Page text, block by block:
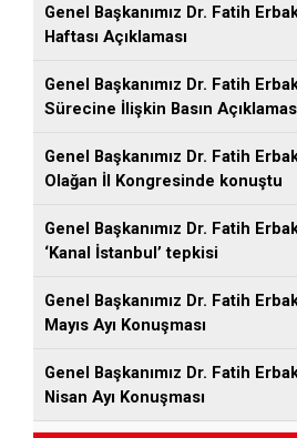
Genel Başkanımız Dr. Fatih
Haftası Açıklaması
Genel Başkanımız Dr. Fatih
Sürecine İlişkin Basın
Genel Başkanımız Dr. Fatih
Olağan İl Kongresinde konuştu
Genel Başkanımız Dr. Fatih
‘Kanal İstanbul’ tepkisi
Genel Başkanımız Dr. Fatih
Mayıs Ayı Konuşması
Genel Başkanımız Dr. Fatih
Nisan Ayı Konuşması